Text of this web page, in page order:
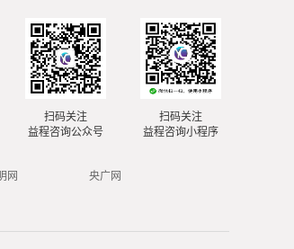
扫码关注
益程咨询公众号
扫码关注
益程咨询小程序
网
央广网